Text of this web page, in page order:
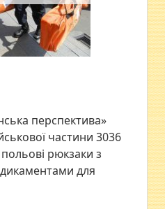
перспектива»
частини 3036
рюкзаки з
для